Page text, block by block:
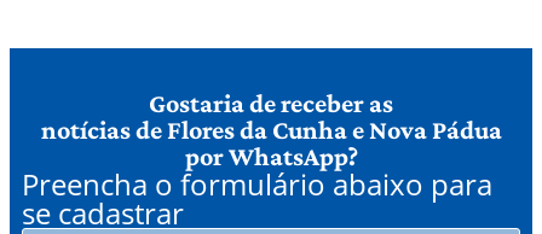
Gostaria de receber as
notícias de Flores da Cunha e Nova Pádua
por WhatsApp?
Preencha o formulário abaixo para
se cadastrar